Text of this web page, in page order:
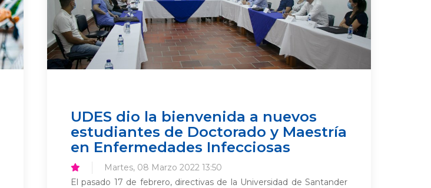
UDES dio la bienvenida a nuevos
estudiantes de Doctorado y Maestría
en Enfermedades Infecciosas
Martes, 08 Marzo 2022 13:50
El pasado 17 de febrero, directivas de la Universidad de Santander